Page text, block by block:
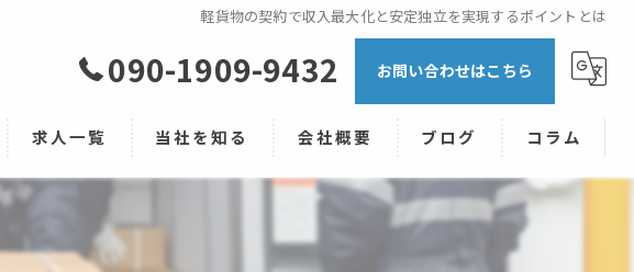
軽貨物の契約で収入最大化と安定独立を実現するポイントとは
090-1909-9432 お問い合わせはこちら
求人一覧 当社を知る 会社概要 ブログ コラム